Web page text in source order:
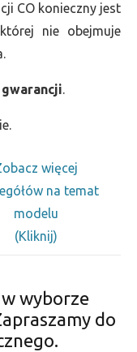
CO konieczny jest
nie obejmuje
.
więcej
na temat
modelu
(Kliknij)
wyborze
do